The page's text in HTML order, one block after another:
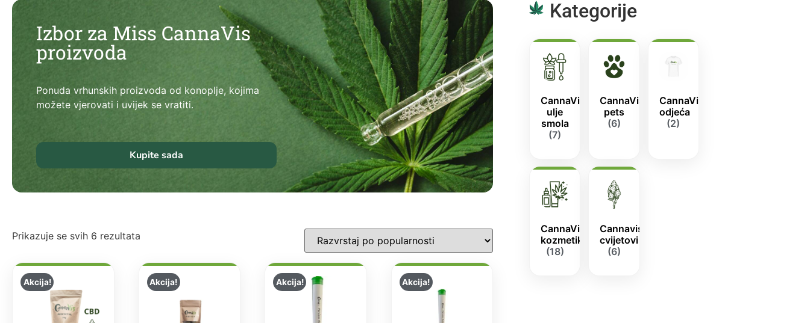
Izbor za Miss CannaVis
proizvoda
Ponuda vrhunskih proizvoda od konoplje, kojima
možete vjerovati i uvijek se vratiti.
Kupite sada
Prikazuje se svih 6 rezultata
Akcija! Akcija! Akcija! Akcija!
Kategorije
CannaVis
ulje
smola
(7)
CannaVis
pets
(6)
CannaVis
odjeća
(2)
CannaVis
kozmetika
(18)
Cannavis
cvijetovi
(6)